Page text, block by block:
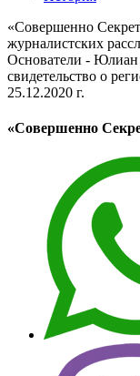
«Совершенно
журналистских
Основатели -
свидетельство о
25.12.2020 г.
«Совершенно